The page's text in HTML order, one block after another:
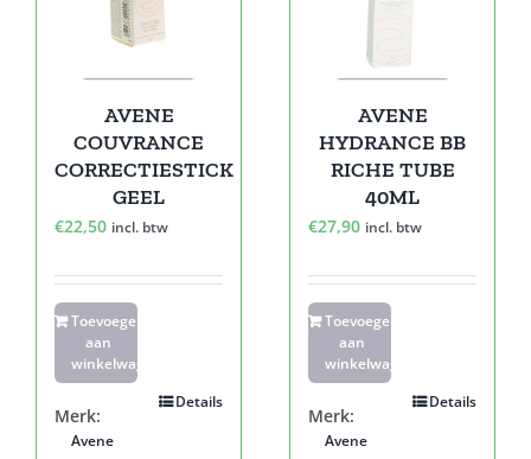
AVENE
COUVRANCE
CORRECTIESTICK
GEEL
€22,50 incl. btw
Toevoegen
aan
winkelwagen
Details
Merk:
Avene
AVENE
HYDRANCE BB
RICHE TUBE
40ML
€27,90 incl. btw
Toevoegen
aan
winkelwagen
Details
Merk:
Avene